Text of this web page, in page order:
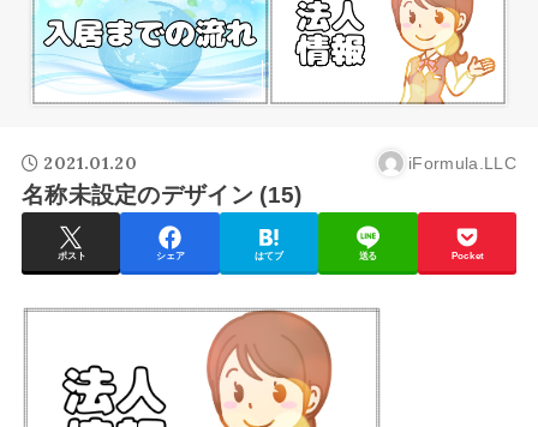
2021.01.20 iFormula.LLC
名称未設定のデザイン (15)
ポスト シェア はてブ 送る Pocket